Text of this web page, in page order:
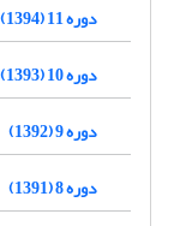
دوره 11 (1394)
دوره 10 (1393)
دوره 9 (1392)
دوره 8 (1391)